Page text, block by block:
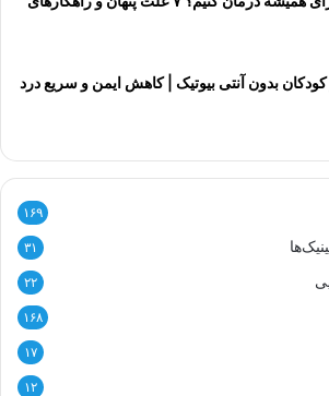
بدون آنتی بیوتیک | کاهش ایمن و سریع درد
۱۶۹
۳۱
۲۲
۱۶۸
۱۷
۱۲